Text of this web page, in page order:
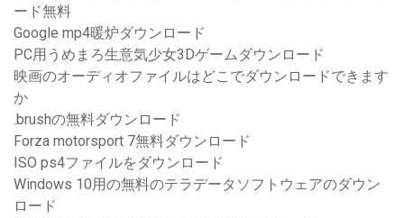
ード無料
Google mp4暖炉ダウンロード
PC用うめまろ生意気少女3Dゲームダウンロード
映画のオーディオファイルはどこでダウンロードできます
か
.brushの無料ダウンロード
Forza motorsport 7無料ダウンロード
ISO ps4ファイルをダウンロード
Windows 10用の無料のテラデータソフトウェアのダウン
ロード